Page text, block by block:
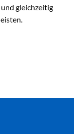
gleichzeitig